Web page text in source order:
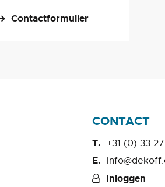
Contactformulier
CONTACT
+31 (0) 33
Inloggen